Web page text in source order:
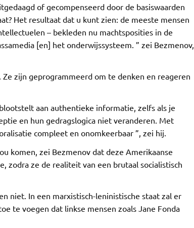
of gecompenseerd door de basiswaarden
Het resultaat dat u kunt zien: de meeste mensen
– bekleden nu machtsposities in de
[en] het onderwijssysteem. ” zei Bezmenov,
zijn geprogrammeerd om te denken en reageren
aan authentieke informatie, zelfs als je
en hun gedragslogica niet veranderen. Met
compleet en onomkeerbaar ”, zei hij.
komen, zei Bezmenov dat deze Amerikaanse
zodra ze de realiteit van een brutaal socialistisch
niet. In een marxistisch-leninistische staat zal er
te voegen dat linkse mensen zoals Jane Fonda